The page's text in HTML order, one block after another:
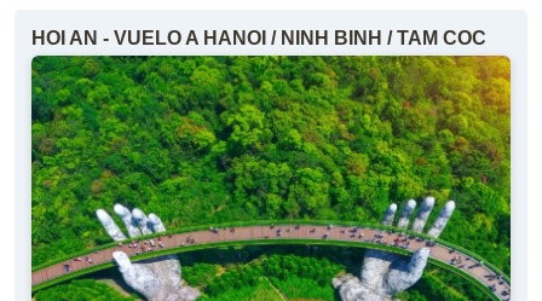
HOI AN - VUELO A HANOI / NINH BINH / TAM COC